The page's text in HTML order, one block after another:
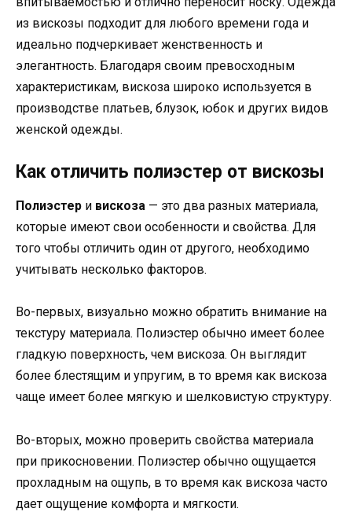
из вискозы подходит для любого времени года и
идеально подчеркивает женственность и
элегантность. Благодаря своим превосходным
характеристикам, вискоза широко используется в
производстве платьев, блузок, юбок и других видов
женской одежды.
Как отличить полиэстер от вискозы
Полиэстер и вискоза — это два разных материала,
которые имеют свои особенности и свойства. Для
того чтобы отличить один от другого, необходимо
учитывать несколько факторов.
Во-первых, визуально можно обратить внимание на
текстуру материала. Полиэстер обычно имеет более
гладкую поверхность, чем вискоза. Он выглядит
более блестящим и упругим, в то время как вискоза
чаще имеет более мягкую и шелковистую структуру.
Во-вторых, можно проверить свойства материала
при прикосновении. Полиэстер обычно ощущается
прохладным на ощупь, в то время как вискоза часто
дает ощущение комфорта и мягкости.